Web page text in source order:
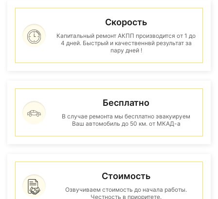
Скорость
Капитальный ремонт АКПП производится от 1 до
4 дней. Быстрый и качественнвй результат за
пару дней !
Бесплатно
В случае ремонта мы бесплатно эвакуируем
Ваш автомобиль до 50 км. от МКАД-а
Стоимость
Озвучиваем стоимость до начала работы.
Честность в приоритете.